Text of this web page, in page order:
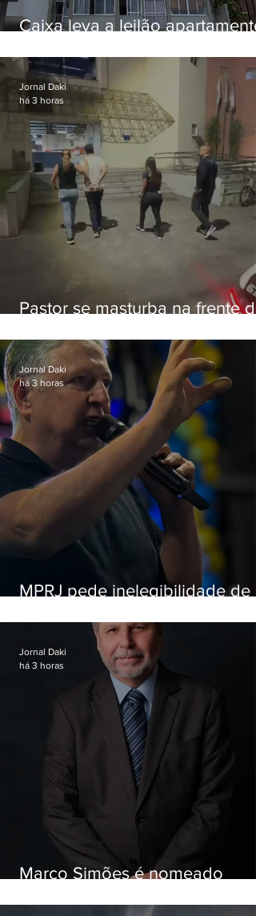
Caixa leva a leilão apartamento
Botafogo
Pastor se masturba na frente de
Jornal Daki
há 3 horas
MPRJ pede inelegibilidade de
Jornal Daki
há 3 horas
Marco Simões é nomeado
Jornal Daki
há 3 horas